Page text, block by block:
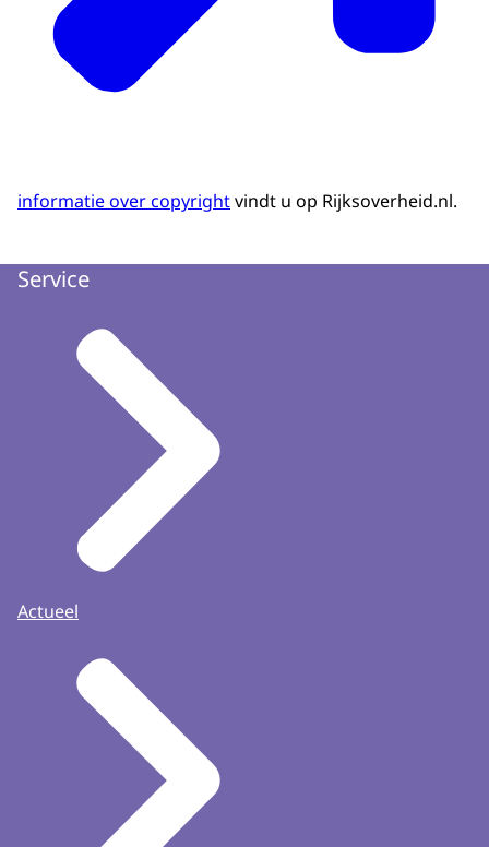
informatie over copyrightvindt u op Rijksoverheid.nl.
Service
Actueel